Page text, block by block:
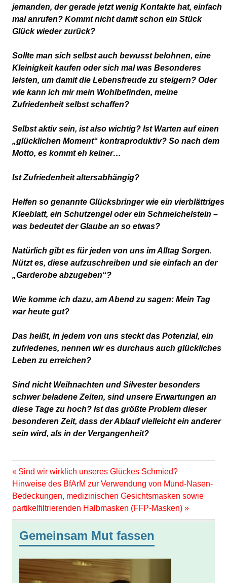
jemanden, der gerade jetzt wenig Kontakte hat, einfach
mal anrufen? Kommt nicht damit schon ein Stück
Glück wieder zurück?
Sollte man sich selbst auch bewusst belohnen, eine
Kleinigkeit kaufen oder sich mal was Besonderes
leisten, um damit die Lebensfreude zu steigern? Oder
wie kann ich mir mein Wohlbefinden, meine
Zufriedenheit selbst schaffen?
Selbst aktiv sein, ist also wichtig? Ist Warten auf einen
„glücklichen Moment“ kontraproduktiv? So nach dem
Motto, es kommt eh keiner…
Ist Zufriedenheit altersabhängig?
Helfen so genannte Glücksbringer wie ein vierblättriges
Kleeblatt, ein Schutzengel oder ein Schmeichelstein –
was bedeutet der Glaube an so etwas?
Natürlich gibt es für jeden von uns im Alltag Sorgen.
Nützt es, diese aufzuschreiben und sie einfach an der
„Garderobe abzugeben“?
Wie komme ich dazu, am Abend zu sagen: Mein Tag
war heute gut?
Das heißt, in jedem von uns steckt das Potenzial, ein
zufriedenes, nennen wir es durchaus auch glückliches
Leben zu erreichen?
Sind nicht Weihnachten und Silvester besonders
schwer beladene Zeiten, sind unsere Erwartungen an
diese Tage zu hoch? Ist das größte Problem dieser
besonderen Zeit, dass der Ablauf vielleicht ein anderer
sein wird, als in der Vergangenheit?
Beitragsnavigation
Vorheriger
Beitrag:
Sind wir wirklich unseres Glückes Schmied?
Nächster
Beitrag:
Hinweise des BfArM zur Verwendung von Mund-Nasen-
Bedeckungen, medizinischen Gesichtsmasken sowie
partikelfiltrierenden Halbmasken (FFP-Masken)
Gemeinsam Mut fassen